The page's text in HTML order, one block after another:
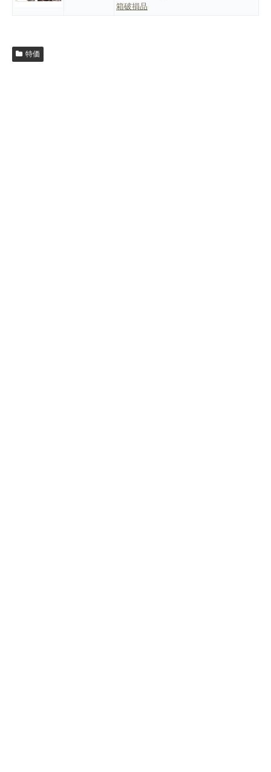
箱破損品
特価